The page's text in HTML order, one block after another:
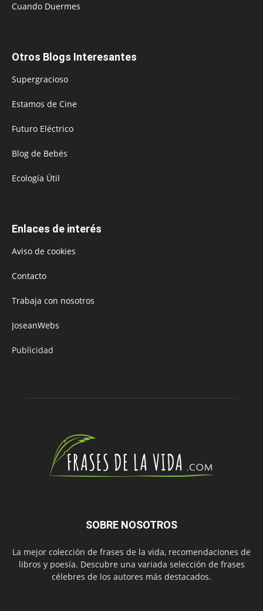
Cuando Duermes
Otros Blogs Interesantes
Supergracioso
Estamos de Cine
Futuro Eléctrico
Blog de Bebés
Ecología Útil
Enlaces de interés
Aviso de cookies
Contacto
Trabaja con nosotros
JoseanWebs
Publicidad
SOBRE NOSOTROS
La mejor colección de frases de la vida, recomendaciones de
libros y poesía. Descubre una variada selección de frases
célebres de los autores más destacados.